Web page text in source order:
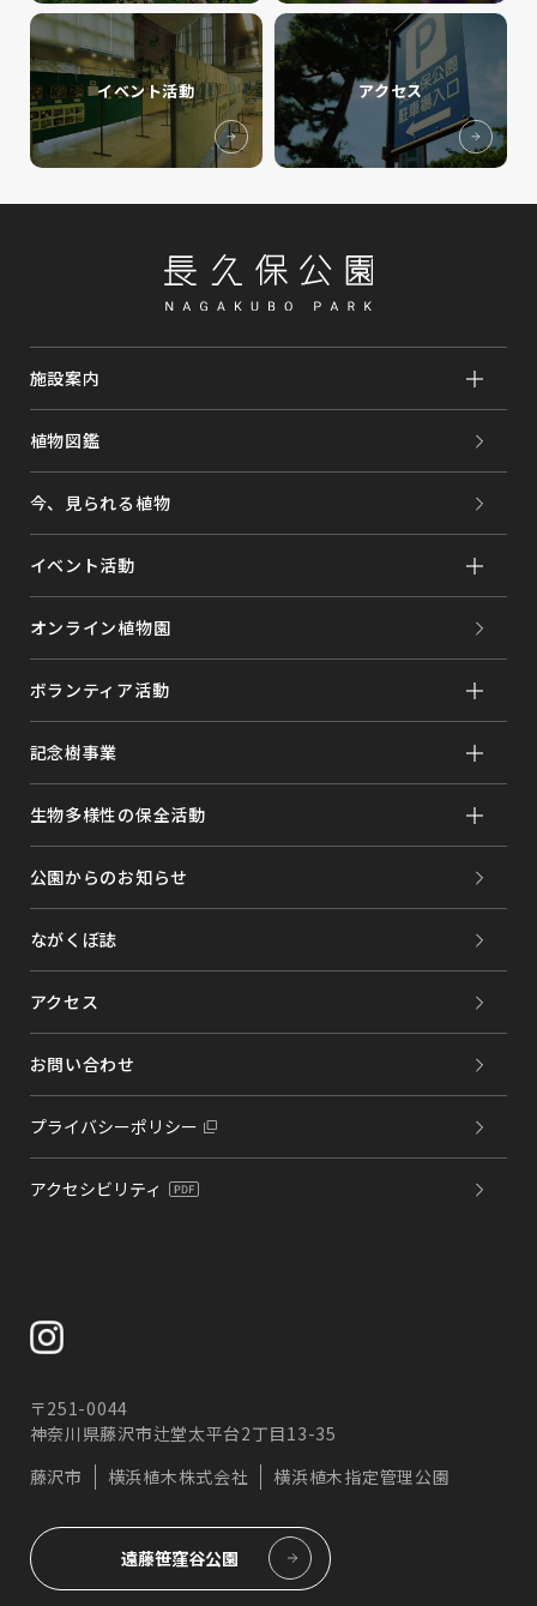
イベント活動 アクセス
施設案内
植物図鑑
今、見られる植物
イベント活動
オンライン植物園
ボランティア活動
記念樹事業
生物多様性の保全活動
公園からのお知らせ
ながくぼ誌
アクセス
お問い合わせ
プライバシーポリシー
アクセシビリティ
〒251-0044
神奈川県藤沢市辻堂太平台2丁目13-35
藤沢市
横浜植木株式会社 横浜植木指定管理公園
遠藤笹窪谷公園